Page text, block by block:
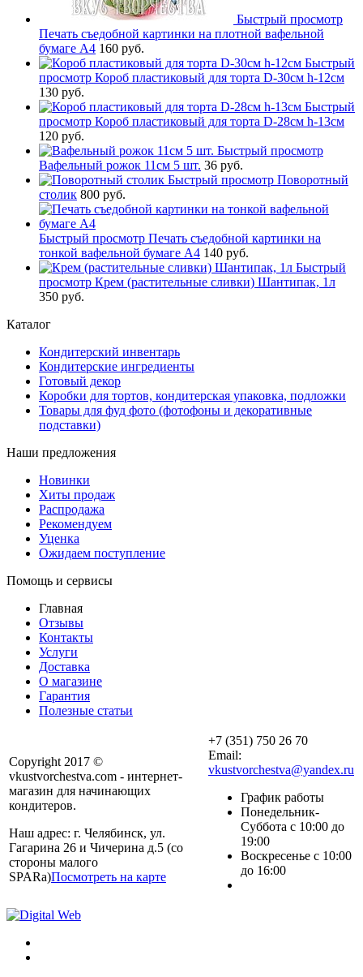
Быстрый просмотр
Печать съедобной картинки на плотной вафельной
бумаге А4 160 руб.
Быстрый
просмотр Короб пластиковый для торта D-30см h-12см
130 руб.
Быстрый
просмотр Короб пластиковый для торта D-28см h-13см
120 руб.
Быстрый просмотр
Вафельный рожок 11см 5 шт. 36 руб.
Быстрый просмотр Поворотный
столик 800 руб.
Быстрый просмотр Печать съедобной картинки на
тонкой вафельной бумаге А4 140 руб.
Быстрый
просмотр Крем (растительные сливки) Шантипак, 1л
350 руб.
Каталог
Кондитерский инвентарь
Кондитерские ингредиенты
Готовый декор
Коробки для тортов, кондитерская упаковка, подложки
Товары для фуд фото (фотофоны и декоративные
подставки)
Наши предложения
Новинки
Хиты продаж
Распродажа
Рекомендуем
Уценка
Ожидаем поступление
Помощь и сервисы
Главная
Отзывы
Контакты
Услуги
Доставка
О магазине
Гарантия
Полезные статьи
Copyright 2017 ©
vkustvorchestva.com - интернет-
магазин для начинающих
кондитеров.
Наш адрес: г. Челябинск, ул.
Гагарина 26 и Чичерина д.5 (со
стороны малого
SPARa)Посмотреть на карте
+7 (351) 750 26 70
Email:
vkustvorchestva@yandex.ru
График работы
Понедельник-
Суббота с 10:00 до
19:00
Воскресенье с 10:00
до 16:00